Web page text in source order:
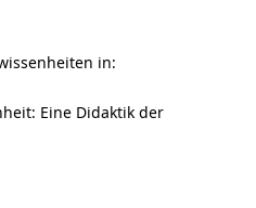
in:
Eine Didaktik der